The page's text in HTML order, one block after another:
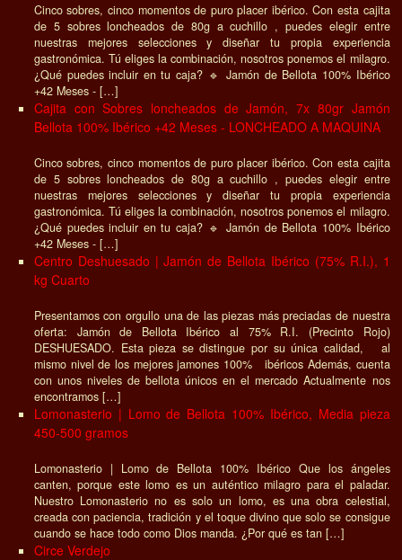
Cinco sobres, cinco momentos de puro placer ibérico. Con esta cajita
de 5 sobres loncheados de 80g a cuchillo , puedes elegir entre
nuestras mejores selecciones y diseñar tu propia experiencia
gastronómica. Tú eliges la combinación, nosotros ponemos el milagro.
¿Qué puedes incluir en tu caja? 🔹 Jamón de Bellota 100% Ibérico
+42 Meses - […]
Cajita con Sobres loncheados de Jamón, 7x 80gr Jamón
Bellota 100% Ibérico +42 Meses - LONCHEADO A MAQUINA
Cinco sobres, cinco momentos de puro placer ibérico. Con esta cajita
de 5 sobres loncheados de 80g a cuchillo , puedes elegir entre
nuestras mejores selecciones y diseñar tu propia experiencia
gastronómica. Tú eliges la combinación, nosotros ponemos el milagro.
¿Qué puedes incluir en tu caja? 🔹 Jamón de Bellota 100% Ibérico
+42 Meses - […]
Centro Deshuesado | Jamón de Bellota Ibérico (75% R.I.), 1
kg Cuarto
Presentamos con orgullo una de las piezas más preciadas de nuestra
oferta: Jamón de Bellota Ibérico al 75% R.I. (Precinto Rojo)
DESHUESADO. Esta pieza se distingue por su única calidad, al
mismo nivel de los mejores jamones 100% ibéricos Además, cuenta
con unos niveles de bellota únicos en el mercado Actualmente nos
encontramos […]
Lomonasterio | Lomo de Bellota 100% Ibérico, Media pieza
450-500 gramos
Lomonasterio | Lomo de Bellota 100% Ibérico Que los ángeles
canten, porque este lomo es un auténtico milagro para el paladar.
Nuestro Lomonasterio no es solo un lomo, es una obra celestial,
creada con paciencia, tradición y el toque divino que solo se consigue
cuando se hace todo como Dios manda. ¿Por qué es tan […]
Circe Verdejo